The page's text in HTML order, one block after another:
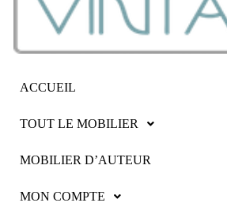
ACCUEIL
TOUT LE MOBILIER
MOBILIER D’AUTEUR
MON COMPTE